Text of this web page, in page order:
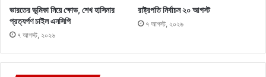
ভারতের ভূমিকা নিয়ে ক্ষোভ, শেখ হাসিনার
প্রত্যর্পণ চাইল এনসিপি
৭ আগস্ট, ২০২৬
রাষ্ট্রপতি নির্বাচন ২০ আগস্ট
৭ আগস্ট, ২০২৬